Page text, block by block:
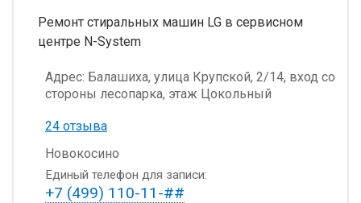
Ремонт стиральных машин LG в сервисном
центре N-System
Адрес: Балашиха, улица Крупской, 2/14, вход со
стороны лесопарка, этаж Цокольный
24 отзыва
Новокосино
Единый телефон для записи:
+7 (499) 110-11-##